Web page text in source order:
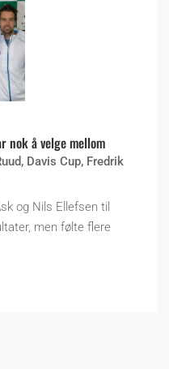
nok å velge mellom
, Davis Cup, Fredrik
og Nils Ellefsen til
men følte flere